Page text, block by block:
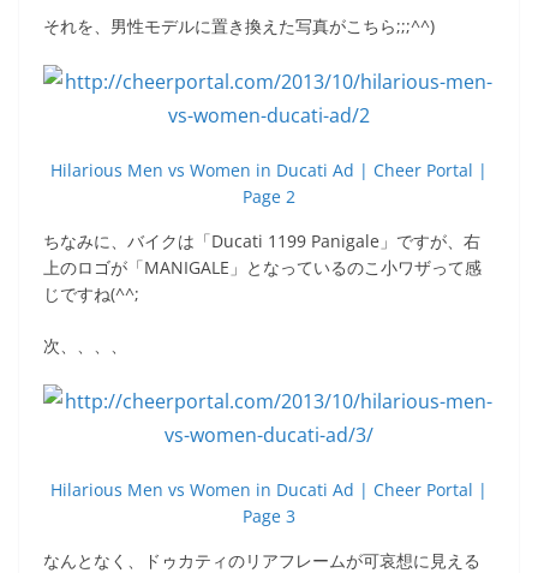
それを、男性モデルに置き換えた写真がこちら;;;^^)
Hilarious Men vs Women in Ducati Ad | Cheer Portal |
Page 2
ちなみに、バイクは「Ducati 1199 Panigale」ですが、右
上のロゴが「MANIGALE」となっているのこ小ワザって感
じですね(^^;
次、、、、
Hilarious Men vs Women in Ducati Ad | Cheer Portal |
Page 3
なんとなく、ドゥカティのリアフレームが可哀想に見える